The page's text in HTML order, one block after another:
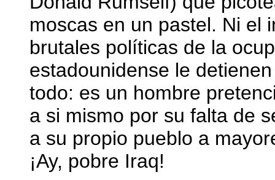
moscas en un pastel. Ni el
brutales políticas de la
estadounidense le
todo: es un hombre
a si mismo por su falta de
a su propio pueblo a
¡Ay, pobre Iraq!